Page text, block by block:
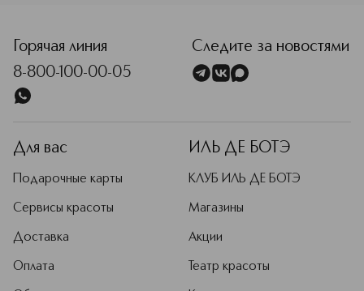
Горячая линия
8-800-100-00-05
Следите за новостями
Для вас
Подарочные карты
Сервисы красоты
Доставка
Оплата
ИЛЬ ДЕ БОТЭ
КЛУБ ИЛЬ ДЕ БОТЭ
Магазины
Акции
Театр красоты